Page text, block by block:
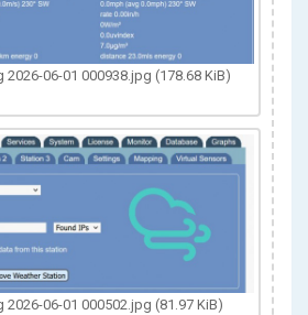
06-01 000938.jpg (178.68 KiB)
06-01 000502.jpg (81.97 KiB)